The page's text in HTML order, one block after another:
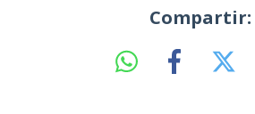
Compartir: